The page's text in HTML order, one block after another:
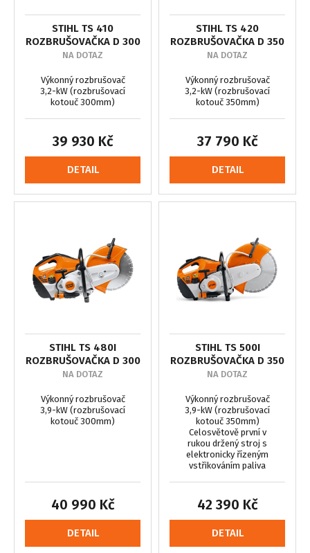
STIHL TS 410
ROZBRUŠOVAČKA D 300
NA DOTAZ
Výkonný rozbrušovač
3,2-kW (rozbrušovací
kotouč 300mm)
39 930 Kč
DETAIL
STIHL TS 420
ROZBRUŠOVAČKA D 350
NA DOTAZ
Výkonný rozbrušovač
3,2-kW (rozbrušovací
kotouč 350mm)
37 790 Kč
DETAIL
STIHL TS 480I
ROZBRUŠOVAČKA D 300
NA DOTAZ
Výkonný rozbrušovač
3,9-kW (rozbrušovací
kotouč 300mm)
40 990 Kč
DETAIL
STIHL TS 500I
ROZBRUŠOVAČKA D 350
NA DOTAZ
Výkonný rozbrušovač
3,9-kW (rozbrušovací
kotouč 350mm)
Celosvětově první v
rukou držený stroj s
elektronicky řízeným
vstřikováním paliva
42 390 Kč
DETAIL